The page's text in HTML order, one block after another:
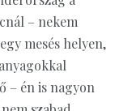
– nekem
mesés helyen,
– én is nagyon